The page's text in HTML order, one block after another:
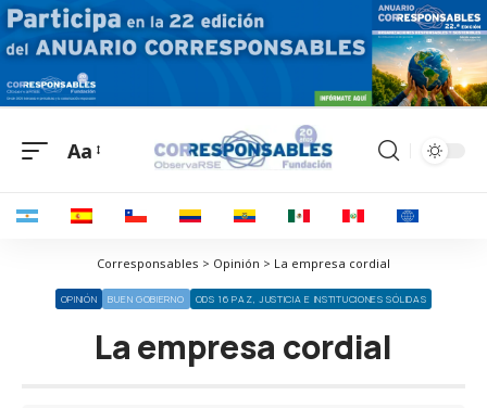
Aa
Corresponsables > Opinión > La empresa cordial
OPINIÓN BUEN GOBIERNO ODS 16 PAZ, JUSTICIA E INSTITUCIONES SÓLIDAS
La empresa cordial